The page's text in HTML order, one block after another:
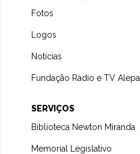
Fotos
Logos
Notícias
Fundação Rádio e TV Alepa
SERVIÇOS
Biblioteca Newton Miranda
Memorial Legislativo